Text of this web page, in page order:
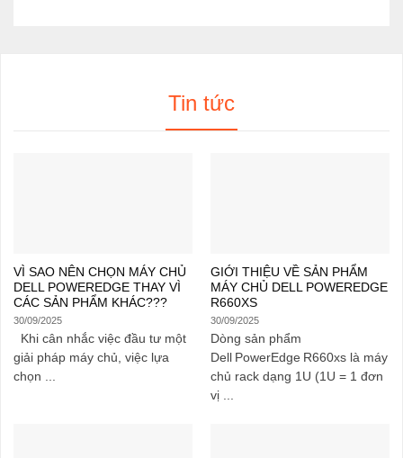
Tin tức
VÌ SAO NÊN CHỌN MÁY CHỦ
DELL POWEREDGE THAY VÌ
CÁC SẢN PHẨM KHÁC???
30/09/2025
Khi cân nhắc việc đầu tư một
giải pháp máy chủ, việc lựa
chọn ...
GIỚI THIỆU VỀ SẢN PHẨM
MÁY CHỦ DELL POWEREDGE
R660XS
30/09/2025
Dòng sản phẩm
Dell PowerEdge R660xs là máy
chủ rack dạng 1U (1U = 1 đơn
vị ...